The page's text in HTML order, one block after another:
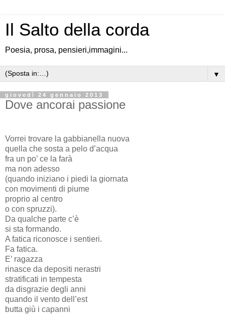
Il Salto della corda
Poesia, prosa, pensieri,immagini...
▼
giovedì 24 gennaio 2013
Dove ancorai passione
Vorrei trovare la gabbianella nuova
quella che sosta a pelo d’acqua
fra un po’ ce la farà
ma non adesso
(quando iniziano i piedi la giornata
con movimenti di piume
proprio al centro
o con spruzzi).
Da qualche parte c’è
si sta formando.
A fatica riconosce i sentieri.
Fa fatica.
E’ ragazza
rinasce da depositi nerastri
stratificati in tempesta
da disgrazie degli anni
quando il vento dell’est
butta giù i capanni